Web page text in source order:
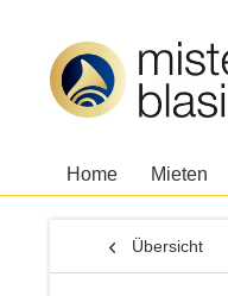
Home Mieten
Übersicht